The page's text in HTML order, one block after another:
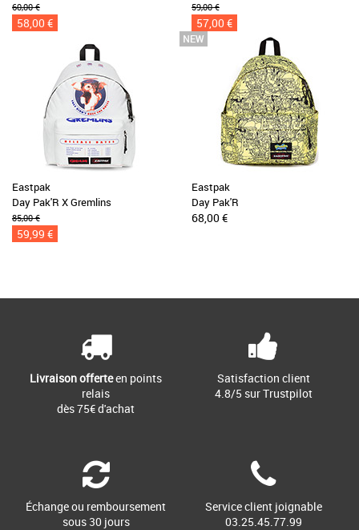
60,00 €
58,00 €
59,00 €
57,00 €
Eastpak
Day Pak'R X Gremlins
85,00 €
59,99 €
Eastpak
Day Pak'R
68,00 €
Livraison offerteen points
relais
dès 75€ d'achat
Satisfaction client
4.8/5 sur Trustpilot
Échange ou remboursement
sous 30 jours
Service client joignable
03.25.45.77.99